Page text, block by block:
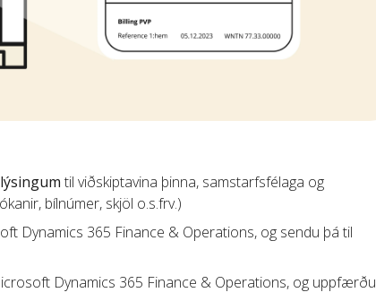
til viðskiptavina þinna, samstarfsfélaga og
bílnúmer, skjöl o.s.frv.)
Dynamics 365 Finance & Operations, og sendu þá til
Dynamics 365 Finance & Operations, og uppfærðu